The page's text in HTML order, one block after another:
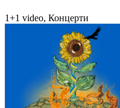
1+1 video, Концерти